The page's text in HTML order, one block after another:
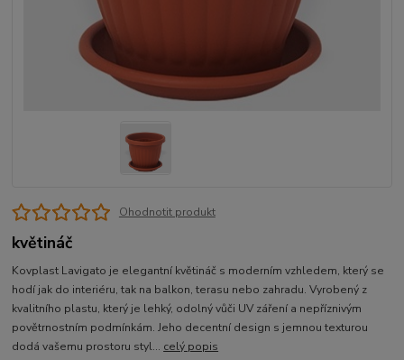
Ohodnotit produkt
květináč
Kovplast Lavigato je elegantní květináč s moderním vzhledem, který se
hodí jak do interiéru, tak na balkon, terasu nebo zahradu. Vyrobený z
kvalitního plastu, který je lehký, odolný vůči UV záření a nepříznivým
povětrnostním podmínkám. Jeho decentní design s jemnou texturou
dodá vašemu prostoru styl... celý popis